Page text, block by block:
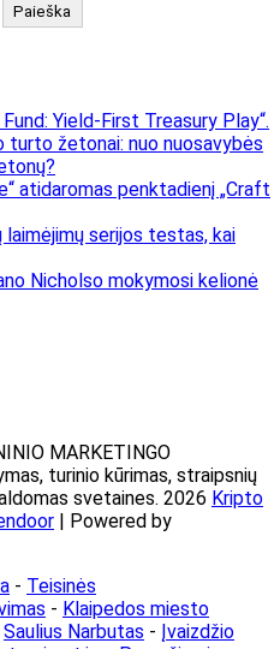
Paieška
Yield-First Treasury Play“.
turto žetonai: nuo nuosavybės
atidaromas penktadienį „Craft
laimėjimų serijos testas, kai
Nicholso mokymosi kelionė
MARKETINGO
turinio kūrimas, straipsnių
svetaines. 2026 Kripto
| Powered by
- Teisinės
- Klaipedos miesto
Saulius Narbutas - Įvaizdžio